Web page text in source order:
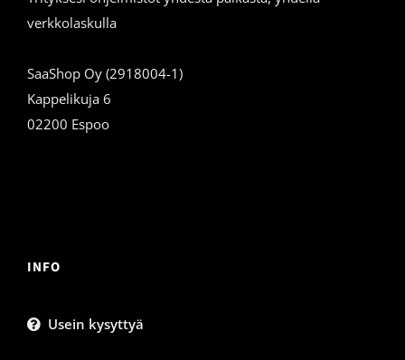
verkkolaskulla
SaaShop Oy (2918004-1)
Kappelikuja 6
02200 Espoo
INFO
Usein kysyttyä